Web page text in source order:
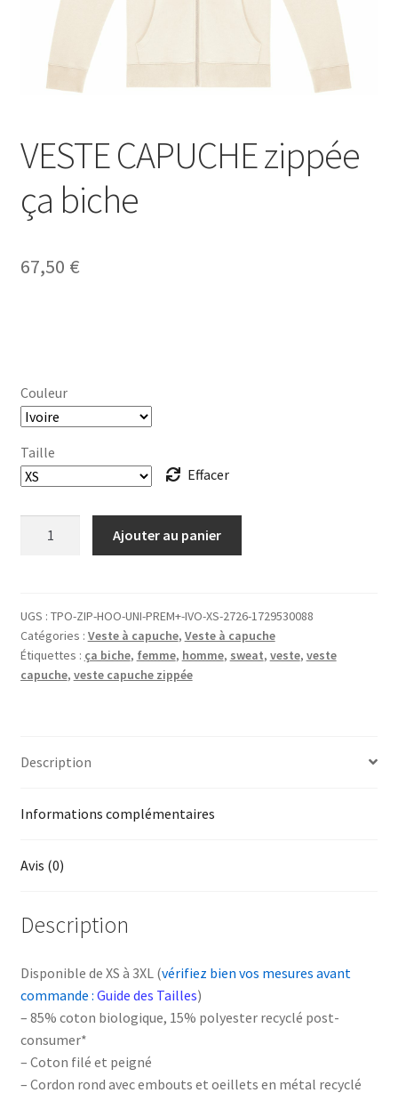
VESTE CAPUCHE zippée
ça biche
67,50 €
Couleur
Taille
Effacer
zippée
ça
biche
Ajouter au panier
UGS : TPO-ZIP-HOO-UNI-PREM+-IVO-XS-2726-1729530088
Catégories : Veste à capuche, Veste à capuche
Étiquettes : ça biche, femme, homme, sweat, veste, veste
capuche, veste capuche zippée
Description
Informations complémentaires
Avis (0)
Description
Disponible de XS à 3XL (vérifiez bien vos mesures avant
commande : Guide des Tailles)
– 85% coton biologique, 15% polyester recyclé post-
consumer*
– Coton filé et peigné
– Cordon rond avec embouts et oeillets en métal recyclé